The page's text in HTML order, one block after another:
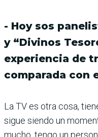
- Hoy sos
y “Divinos
experiencia de
comparada con
La TV es otra cosa,
sigue siendo un
mucho, tengo un